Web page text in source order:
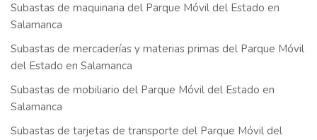
Subastas de maquinaria del Parque Móvil del Estado en
Salamanca
Subastas de mercaderías y materias primas del Parque Móvil
del Estado en Salamanca
Subastas de mobiliario del Parque Móvil del Estado en
Salamanca
Subastas de tarjetas de transporte del Parque Móvil del